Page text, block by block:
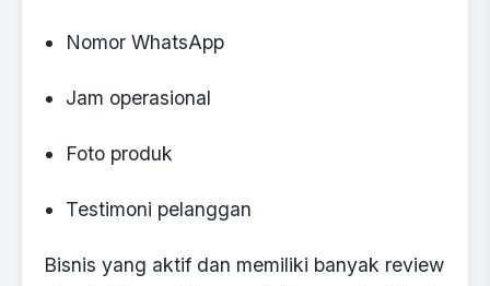
Nomor WhatsApp
Jam operasional
Foto produk
Testimoni pelanggan
Bisnis yang aktif dan memiliki banyak review